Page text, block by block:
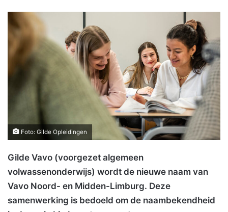
Foto: Gilde Opleidingen
Gilde Vavo (voorgezet algemeen
volwassenonderwijs) wordt de nieuwe naam van
Vavo Noord- en Midden-Limburg. Deze
samenwerking is bedoeld om de naambekendheid